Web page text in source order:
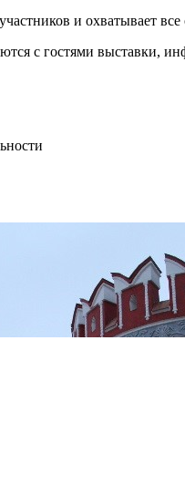
и охватывает
с гостями выставки,